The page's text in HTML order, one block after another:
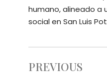
humano, alineado a
social en San Luis
PREVIOUS